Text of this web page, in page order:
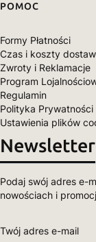
POMOC
Formy Płatności
Czas i koszty
Zwroty i Reklamacje
Program
Regulamin
Polityka Prywatności
Ustawienia plików
Newsletter
Podaj swój adres e-
nowościach i
Twój adres e-mail